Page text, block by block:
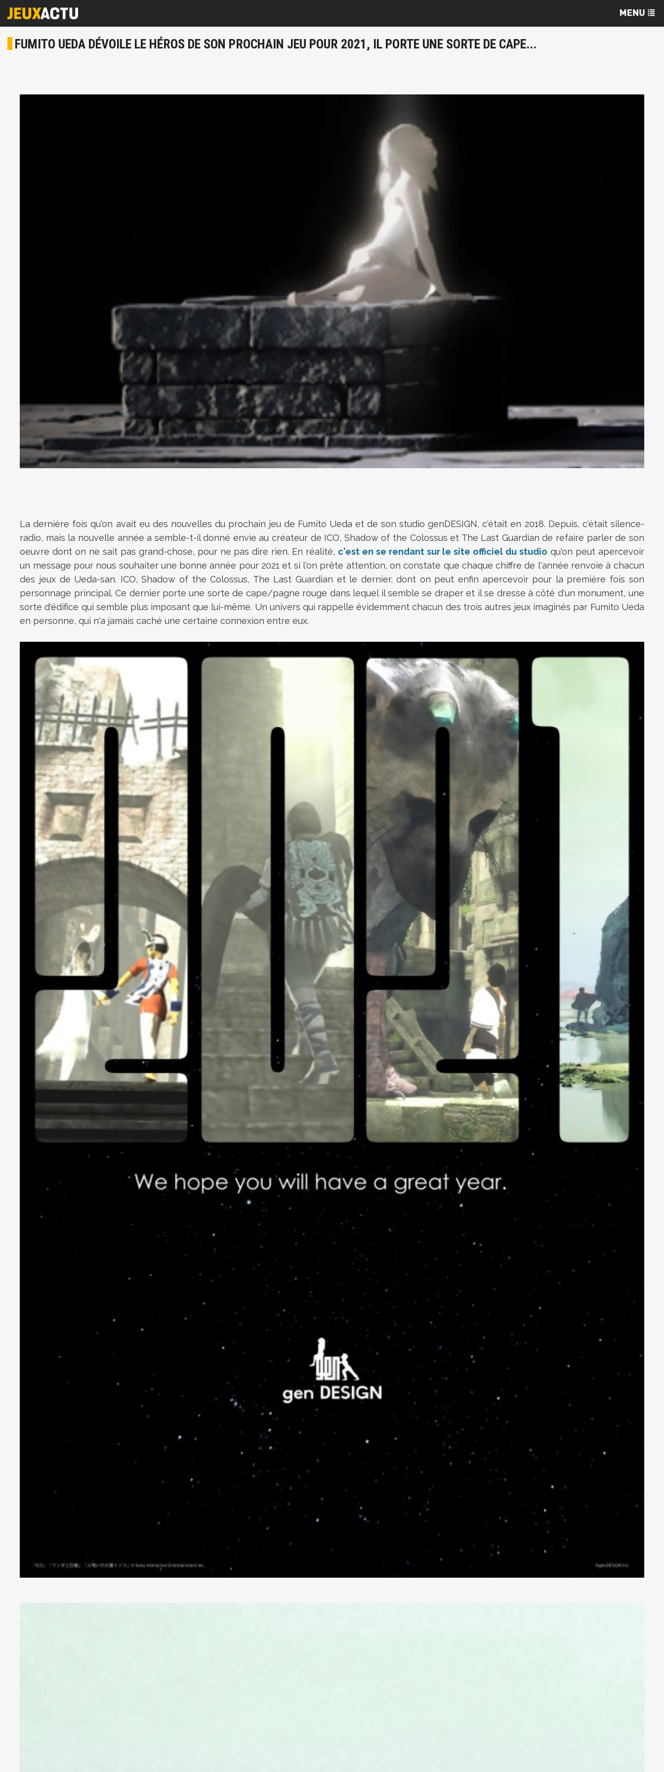
FUMITO UEDA DÉVOILE LE HÉROS DE SON PROCHAIN JEU POUR 2021, IL PORTE UNE SORTE DE CAPE...
La dernière fois qu'on avait eu des nouvelles du prochain jeu de Fumito Ueda et de son studio genDESIGN, c'était en 2018. Depuis, c'était silence-
radio, mais la nouvelle année a semble-t-il donné envie au créateur de ICO, Shadow of the Colossus et The Last Guardian de refaire parler de son
oeuvre dont on ne sait pas grand-chose, pour ne pas dire rien. En réalité, c'est en se rendant sur le site officiel du studio qu'on peut apercevoir
un message pour nous souhaiter une bonne année pour 2021 et si l'on prête attention, on constate que chaque chiffre de l'année renvoie à chacun
des jeux de Ueda-san. ICO, Shadow of the Colossus, The Last Guardian et le dernier, dont on peut enfin apercevoir pour la première fois son
personnage principal. Ce dernier porte une sorte de cape/pagne rouge dans lequel il semble se draper et il se dresse à côté d'un monument, une
sorte d'édifice qui semble plus imposant que lui-même. Un univers qui rappelle évidemment chacun des trois autres jeux imaginés par Fumito Ueda
en personne, qui n'a jamais caché une certaine connexion entre eux.